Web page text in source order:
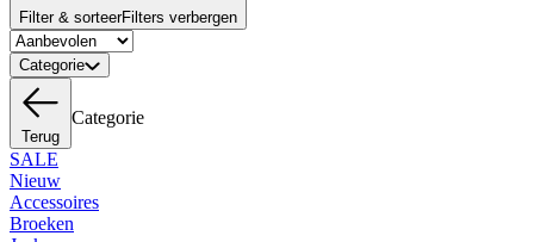
Filter & sorteerFilters verbergen
Categorie
Terug
Categorie
SALE
Nieuw
Accessoires
Broeken